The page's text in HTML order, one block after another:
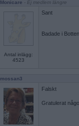
Monicare - Ej medlem längre
Antal inlägg:
4523
Sant
Badade i
mossan3
Falskt
Gratulerat